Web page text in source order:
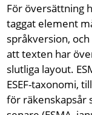
För översättning
taggat element
språkversion,
att texten har
slutliga layout.
ESEF-taxonomi,
för räkenskapsår